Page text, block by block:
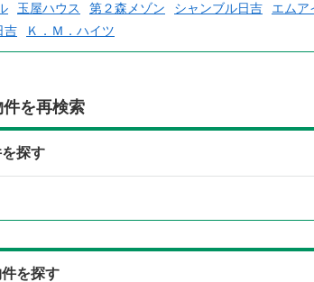
玉屋ハウス 第２森メゾン シャンブル日吉 エムア
吉 Ｋ．Ｍ．ハイツ
を再検索
探す
を探す